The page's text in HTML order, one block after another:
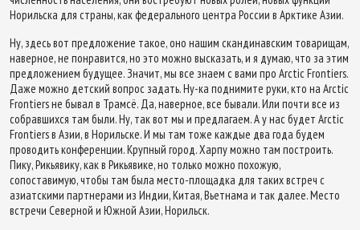
Норильска для страны, как федерального центра России в Арктике Азии.
Ну, здесь вот предложение такое, оно нашим скандинавским товарищам,
наверное, не понравится, но это можно высказать, и я думаю, что за этим
предложением будущее. Значит, мы все знаем с вами про Arctic Frontiers.
Даже можно детский вопрос задать. Ну-ка поднимите руки, кто на Arctic
Frontiers не бывал в Трамсё. Да, наверное, все бывали. Или почти все из
собравшихся там были. Ну, так вот мы и предлагаем. А у нас будет Arctic
Frontiers в Азии, в Норильске. И мы там тоже каждые два года будем
проводить конференции. Крупный город. Харпу можно там построить.
Пику, Рикьявику, как в Рикьявике, но только можно похожую,
сопоставимую, чтобы там была место-площадка для таких встреч с
азиатскими партнерами из Индии, Китая, Вьетнама и так далее. Место
встречи Северной и Южной Азии, Норильск.